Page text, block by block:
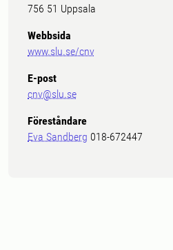
756 51 Uppsala
Webbsida
www.slu.se/cnv
E-post
cnv@slu.se
Föreståndare
Eva Sandberg 018-672447